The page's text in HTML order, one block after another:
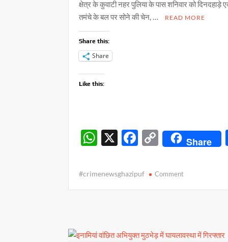
क्षेत्र के कुवाटी नहर पुलिया के पास शनिवार को
तमंचे के बल पर सोने की चेन, …
READ MORE
Share this:
Share
Like this:
W
at
s
p
X
F
e
b
k
C
o
p
y
k
Share
#crimenewsghazipuf Commenton
को